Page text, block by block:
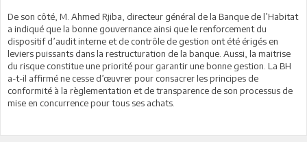
De son côté, M. Ahmed Rjiba, directeur général de la Banque de l’Habitat
a indiqué que la bonne gouvernance ainsi que le renforcement du
dispositif d’audit interne et de contrôle de gestion ont été érigés en
leviers puissants dans la restructuration de la banque. Aussi, la maitrise
du risque constitue une priorité pour garantir une bonne gestion. La BH
a-t-il affirmé ne cesse d’œuvrer pour consacrer les principes de
conformité à la règlementation et de transparence de son processus de
mise en concurrence pour tous ses achats.